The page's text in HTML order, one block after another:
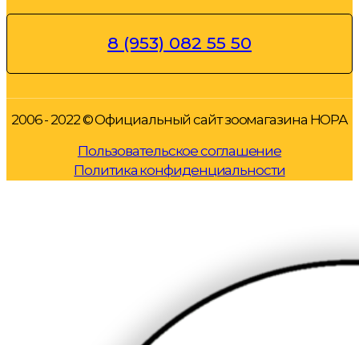
8 (953) 082 55 50
2006 - 2022 © Официальный сайт зоомагазина НОРА
Пользовательское соглашение
Политика конфиденциальности